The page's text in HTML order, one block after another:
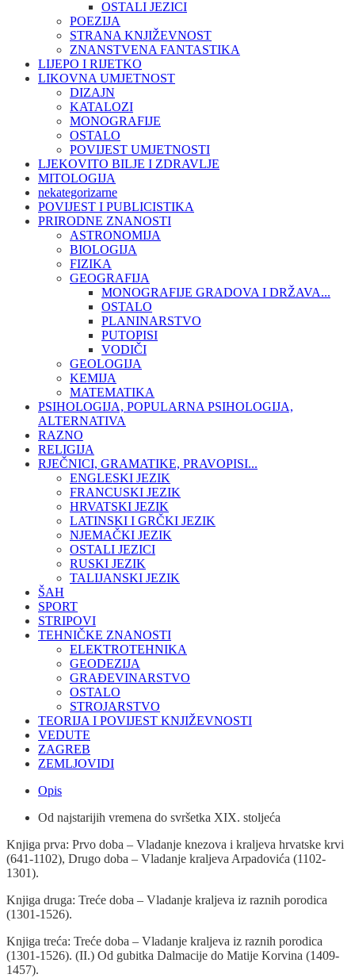
OSTALI JEZICI
POEZIJA
STRANA KNJIŽEVNOST
ZNANSTVENA FANTASTIKA
LIJEPO I RIJETKO
LIKOVNA UMJETNOST
DIZAJN
KATALOZI
MONOGRAFIJE
OSTALO
POVIJEST UMJETNOSTI
LJEKOVITO BILJE I ZDRAVLJE
MITOLOGIJA
nekategorizarne
POVIJEST I PUBLICISTIKA
PRIRODNE ZNANOSTI
ASTRONOMIJA
BIOLOGIJA
FIZIKA
GEOGRAFIJA
MONOGRAFIJE GRADOVA I DRŽAVA...
OSTALO
PLANINARSTVO
PUTOPISI
VODIČI
GEOLOGIJA
KEMIJA
MATEMATIKA
PSIHOLOGIJA, POPULARNA PSIHOLOGIJA,
ALTERNATIVA
RAZNO
RELIGIJA
RJEČNICI, GRAMATIKE, PRAVOPISI...
ENGLESKI JEZIK
FRANCUSKI JEZIK
HRVATSKI JEZIK
LATINSKI I GRČKI JEZIK
NJEMAČKI JEZIK
OSTALI JEZICI
RUSKI JEZIK
TALIJANSKI JEZIK
ŠAH
SPORT
STRIPOVI
TEHNIČKE ZNANOSTI
ELEKTROTEHNIKA
GEODEZIJA
GRAĐEVINARSTVO
OSTALO
STROJARSTVO
TEORIJA I POVIJEST KNJIŽEVNOSTI
VEDUTE
ZAGREB
ZEMLJOVIDI
Opis
Od najstarijih vremena do svršetka XIX. stoljeća
Knjiga prva: Prvo doba – Vladanje knezova i kraljeva hrvatske krvi
(641-1102), Drugo doba – Vladanje kraljeva Arpadovića (1102-
1301).
Knjiga druga: Treće doba – Vladanje kraljeva iz raznih porodica
(1301-1526).
Knjiga treća: Treće doba – Vladanje kraljeva iz raznih porodica
(1301-1526). (II.) Od gubitka Dalmacije do Matije Korvina (1409-
1457).